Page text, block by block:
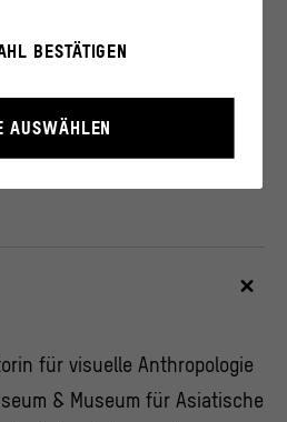
Seth Rahman
für visuelle Anthropologie
& Museum für Asiatische
Betrieb der Webseite
und sicherheitsrelevante
zu verstehen, wie User mit
BESTÄTIGEN
AUSWÄHLEN